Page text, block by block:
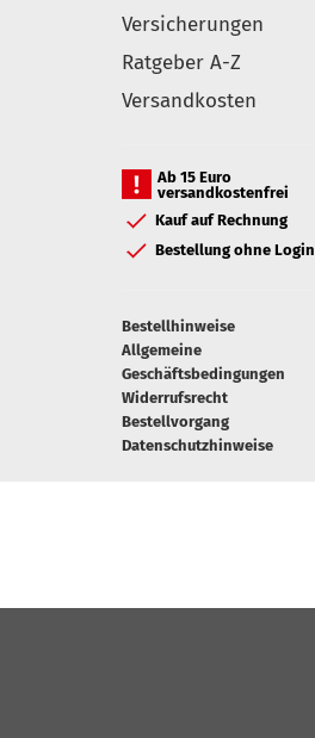
Versicherungen
Ratgeber A-Z
Versandkosten
Ab 15 Euro
versandkostenfrei
Kauf auf Rechnung
Bestellung ohne Login
Bestellhinweise
Allgemeine
Geschäftsbedingungen
Widerrufsrecht
Bestellvorgang
Datenschutzhinweise